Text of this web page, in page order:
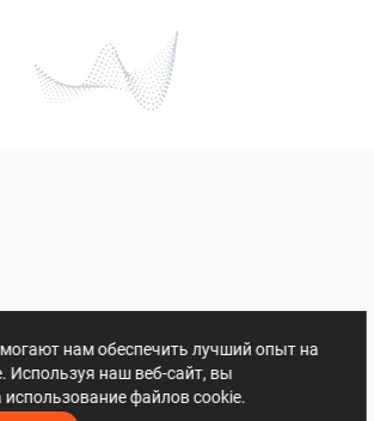
нам обеспечить лучший опыт на
Используя наш веб-сайт, вы
использование файлов cookie.